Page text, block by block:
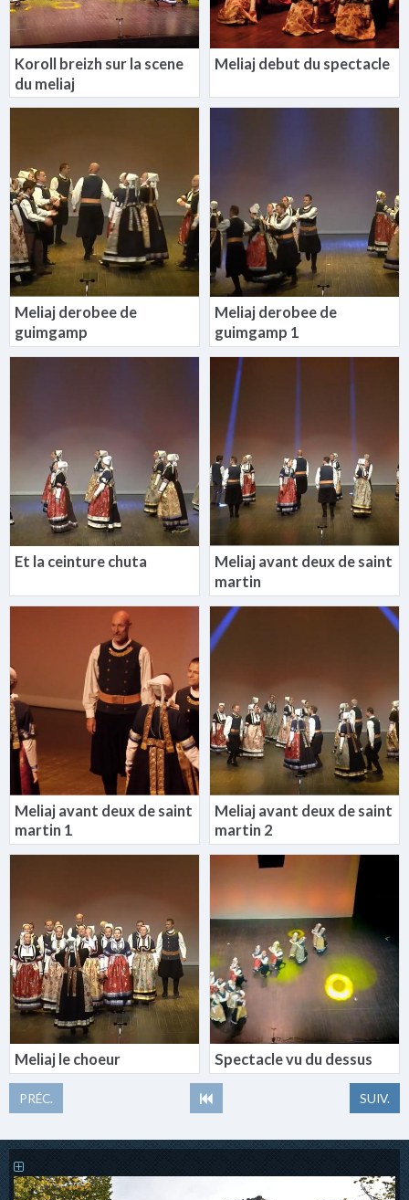
Koroll breizh sur la scene
du meliaj
Meliaj debut du spectacle
Meliaj derobee de
guimgamp
Meliaj derobee de
guimgamp 1
Et la ceinture chuta
Meliaj avant deux de saint
martin
Meliaj avant deux de saint
martin 1
Meliaj avant deux de saint
martin 2
Meliaj le choeur Spectacle vu du dessus
PRÉC. SUIV.